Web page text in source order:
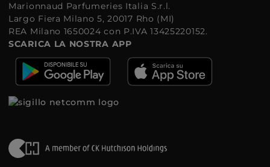
Marionnaud Parfumeries Italia S.r.l.
Largo Fiera Milano 5, 20017 Rho (MI)
REA Milano 1650024 con P.IVA 13425220152.
SCARICA LA NOSTRA APP